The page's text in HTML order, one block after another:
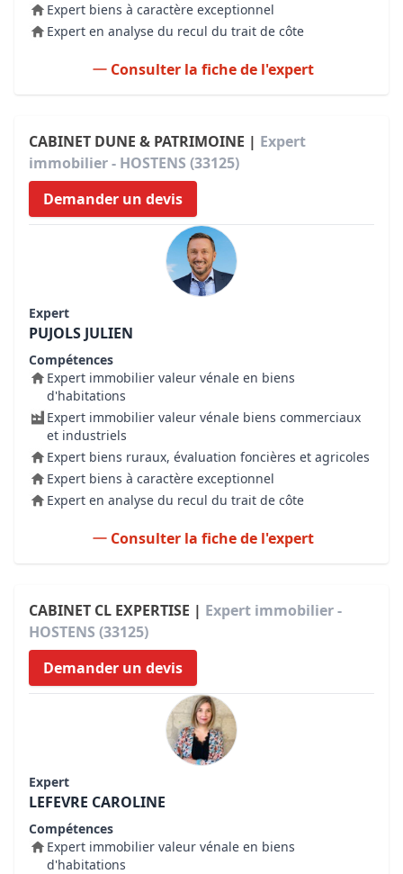
Expert biens à caractère exceptionnel
Expert en analyse du recul du trait de côte
Consulter la fiche de l'expert
CABINET DUNE & PATRIMOINE | Expert
immobilier - HOSTENS (33125)
Demander un devis
Expert
PUJOLS JULIEN
Compétences
Expert immobilier valeur vénale en biens
d'habitations
Expert immobilier valeur vénale biens commerciaux
et industriels
Expert biens ruraux, évaluation foncières et agricoles
Expert biens à caractère exceptionnel
Expert en analyse du recul du trait de côte
Consulter la fiche de l'expert
CABINET CL EXPERTISE | Expert immobilier -
HOSTENS (33125)
Demander un devis
Expert
LEFEVRE CAROLINE
Compétences
Expert immobilier valeur vénale en biens
d'habitations